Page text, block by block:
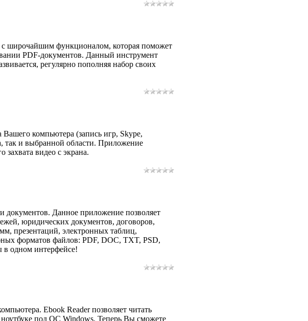
широчайшим функционалом, которая поможет
PDF-документов. Данный инструмент
регулярно пополняя набор своих
компьютера (запись игр, Skype,
так и выбранной области. Приложение
видео с экрана.
документов. Данное приложение позволяет
юридических документов, договоров,
презентаций, электронных таблиц,
форматов файлов: PDF, DOC, TXT, PSD,
в одном интерфейсе!
Ebook Reader позволяет читать
под ОС Windows. Теперь Вы сможете